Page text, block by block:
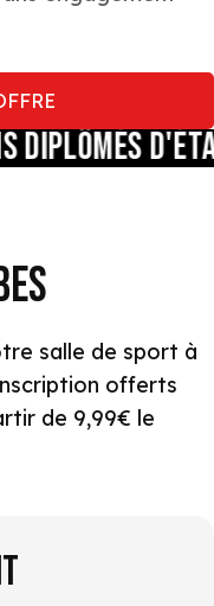
D'ÉTAT
salle de sport à
offerts
de 9,99€ le